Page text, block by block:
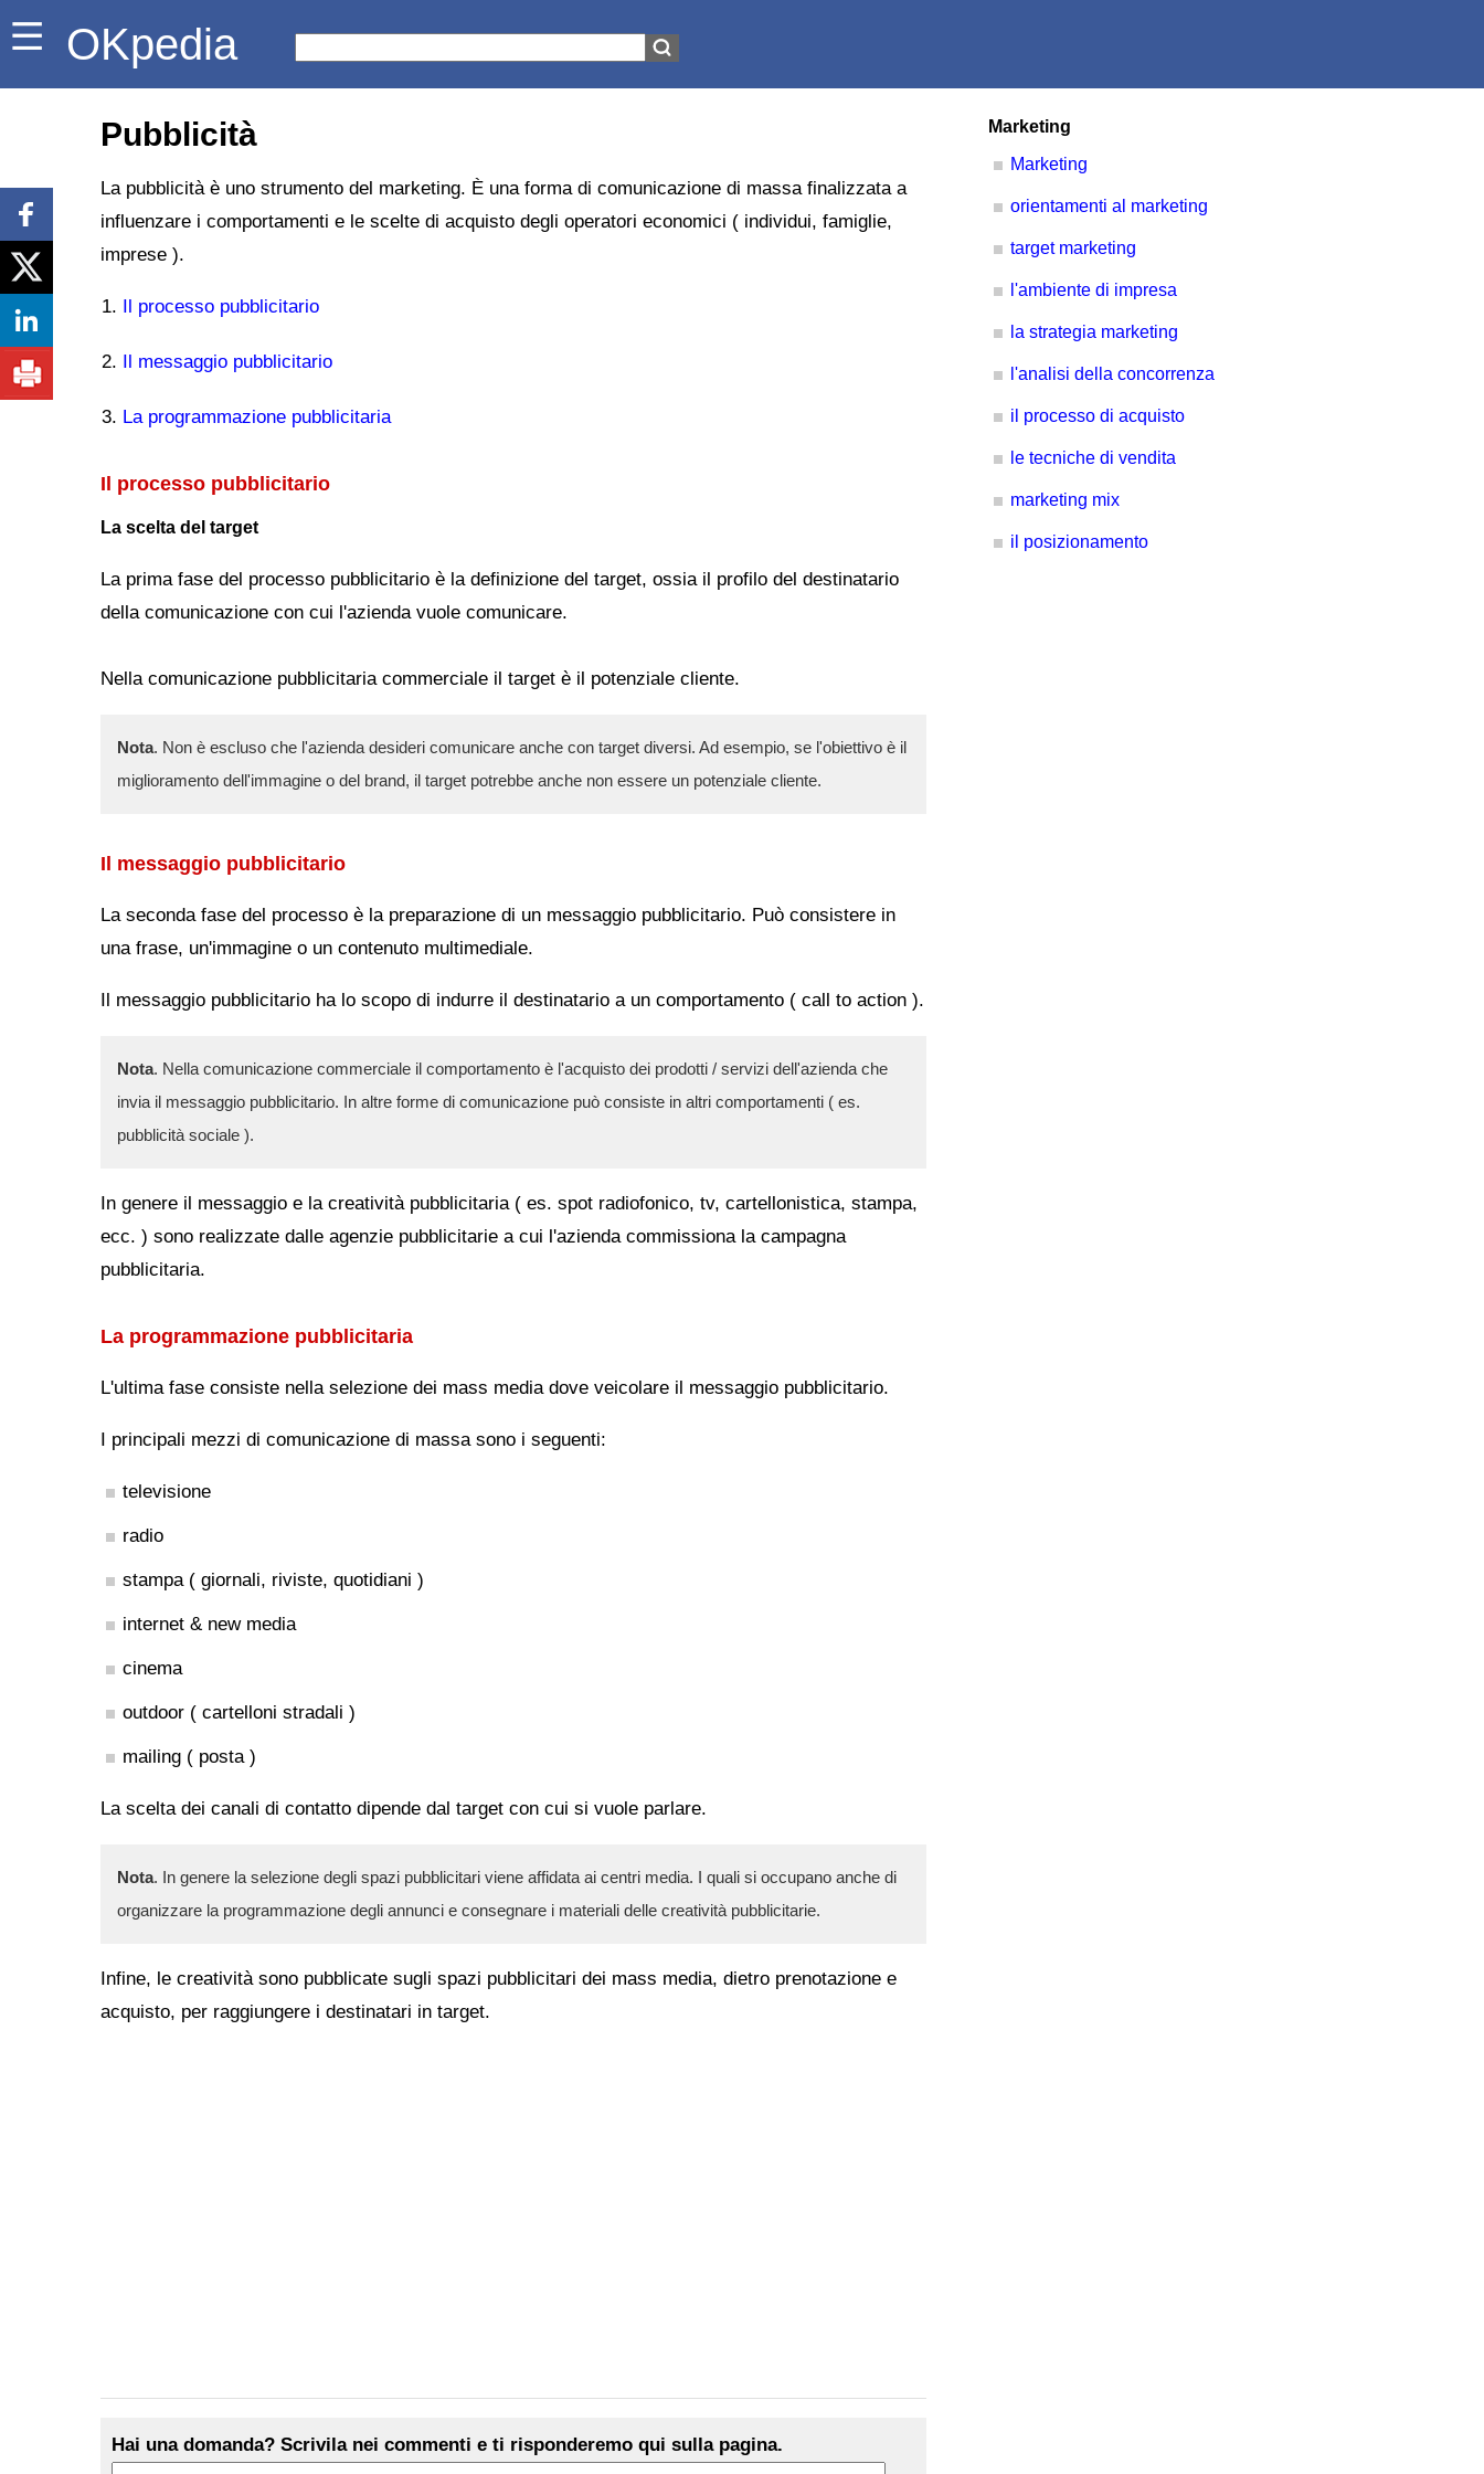
OKpedia
Pubblicità
La pubblicità è uno strumento del marketing. È una forma di comunicazione di massa finalizzata a
influenzare i comportamenti e le scelte di acquisto degli operatori economici ( individui, famiglie,
imprese ).
Il processo pubblicitario
Il messaggio pubblicitario
La programmazione pubblicitaria
Il processo pubblicitario
La scelta del target
La prima fase del processo pubblicitario è la definizione del target, ossia il profilo del destinatario
della comunicazione con cui l'azienda vuole comunicare.
Nella comunicazione pubblicitaria commerciale il target è il potenziale cliente.
Nota. Non è escluso che l'azienda desideri comunicare anche con target diversi. Ad esempio, se l'obiettivo è il
miglioramento dell'immagine o del brand, il target potrebbe anche non essere un potenziale cliente.
Il messaggio pubblicitario
La seconda fase del processo è la preparazione di un messaggio pubblicitario. Può consistere in
una frase, un'immagine o un contenuto multimediale.
Il messaggio pubblicitario ha lo scopo di indurre il destinatario a un comportamento ( call to action ).
Nota. Nella comunicazione commerciale il comportamento è l'acquisto dei prodotti / servizi dell'azienda che
invia il messaggio pubblicitario. In altre forme di comunicazione può consiste in altri comportamenti ( es.
pubblicità sociale ).
In genere il messaggio e la creatività pubblicitaria ( es. spot radiofonico, tv, cartellonistica, stampa,
ecc. ) sono realizzate dalle agenzie pubblicitarie a cui l'azienda commissiona la campagna
pubblicitaria.
La programmazione pubblicitaria
L'ultima fase consiste nella selezione dei mass media dove veicolare il messaggio pubblicitario.
I principali mezzi di comunicazione di massa sono i seguenti:
televisione
radio
stampa ( giornali, riviste, quotidiani )
internet & new media
cinema
outdoor ( cartelloni stradali )
mailing ( posta )
La scelta dei canali di contatto dipende dal target con cui si vuole parlare.
Nota. In genere la selezione degli spazi pubblicitari viene affidata ai centri media. I quali si occupano anche di
organizzare la programmazione degli annunci e consegnare i materiali delle creatività pubblicitarie.
Infine, le creatività sono pubblicate sugli spazi pubblicitari dei mass media, dietro prenotazione e
acquisto, per raggiungere i destinatari in target.
Hai una domanda? Scrivila nei commenti e ti risponderemo qui sulla pagina.
Marketing
Marketing
orientamenti al marketing
target marketing
l'ambiente di impresa
la strategia marketing
l'analisi della concorrenza
il processo di acquisto
le tecniche di vendita
marketing mix
il posizionamento